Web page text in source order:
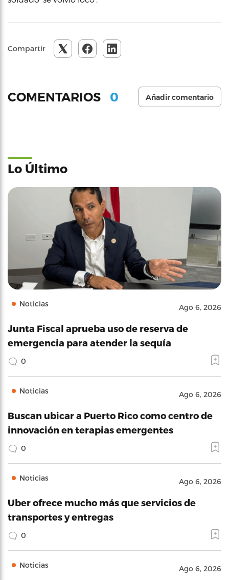
Compartir
COMENTARIOS 0 Añadir comentario
Lo Último
Noticias Ago 6, 2026
Junta Fiscal aprueba uso de reserva de
emergencia para atender la sequía
0
Noticias Ago 6, 2026
Buscan ubicar a Puerto Rico como centro de
innovación en terapias emergentes
0
Noticias Ago 6, 2026
Uber ofrece mucho más que servicios de
transportes y entregas
0
Noticias Ago 6, 2026